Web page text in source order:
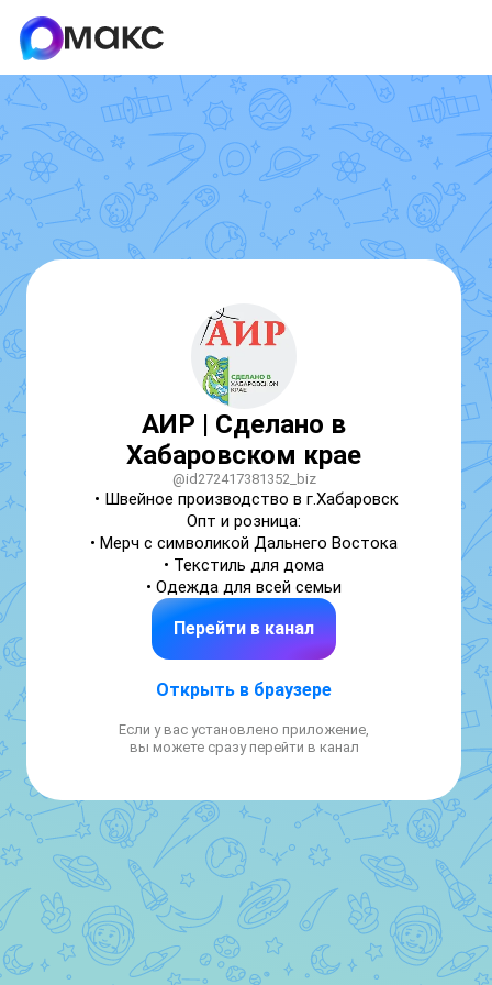
АИР | Сделано в
Хабаровском крае
@id272417381352_biz
• Швейное производство в г.Хабаровск
Опт и розница:
• Мерч с символикой Дальнего Востока
• Текстиль для дома
• Одежда для всей семьи
Перейти в канал
Открыть в браузере
Если у вас установлено приложение,
вы можете сразу перейти в канал